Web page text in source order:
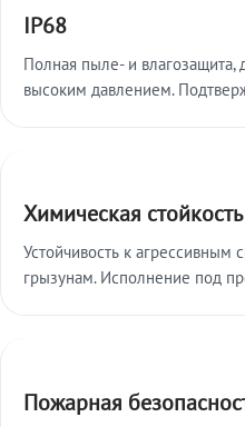
IP68
Полная пыле- и влагозащита,
высоким давлением.
Химическая стойкость
Устойчивость к агрессивным
грызунам. Исполнение под
Пожарная